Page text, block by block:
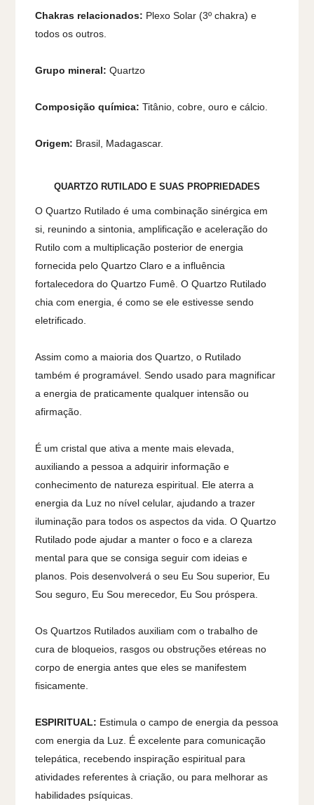
Chakras relacionados: Plexo Solar (3º chakra) e
todos os outros.
Grupo mineral:Quartzo
Composição química:Titânio, cobre, ouro e cálcio.
Origem: Brasil, Madagascar.
QUARTZO RUTILADO E SUAS PROPRIEDADES
O Quartzo Rutilado é uma combinação sinérgica em
si, reunindo a sintonia, amplificação e aceleração do
Rutilo com a multiplicação posterior de energia
fornecida pelo Quartzo Claro e a influência
fortalecedora do Quartzo Fumê. O Quartzo Rutilado
chia com energia, é como se ele estivesse sendo
eletrificado.
Assim como a maioria dos Quartzo, o Rutilado
também é programável. Sendo usado para magnificar
a energia de praticamente qualquer intensão ou
afirmação.
É um cristal que ativa a mente mais elevada,
auxiliando a pessoa a adquirir informação e
conhecimento de natureza espiritual. Ele aterra a
energia da Luz no nível celular, ajudando a trazer
iluminação para todos os aspectos da vida. O Quartzo
Rutilado pode ajudar a manter o foco e a clareza
mental para que se consiga seguir com ideias e
planos. Pois desenvolverá o seu Eu Sou superior, Eu
Sou seguro, Eu Sou merecedor, Eu Sou próspera.
Os Quartzos Rutilados auxiliam com o trabalho de
cura de bloqueios, rasgos ou obstruções etéreas no
corpo de energia antes que eles se manifestem
fisicamente.
ESPIRITUAL: Estimula o campo de energia da pessoa
com energia da Luz. É excelente para comunicação
telepática, recebendo inspiração espiritual para
atividades referentes à criação, ou para melhorar as
habilidades psíquicas.